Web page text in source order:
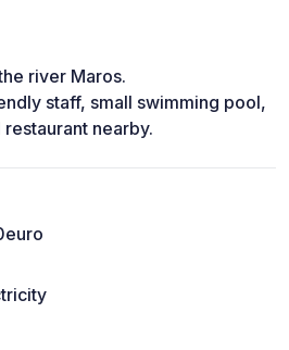
river Maros.
staff, small swimming pool,
nearby.